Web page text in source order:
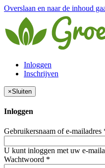
Overslaan en naar de inhoud
Inloggen
Inschrijven
×Sluiten
Inloggen
Gebruikersnaam of e-mailadres
U kunt inloggen met uw e-
Wachtwoord *